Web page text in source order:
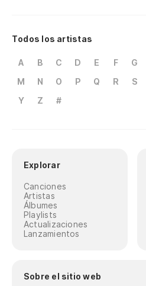
Todos los artistas
A B C D E F G
M
N O P Q R S
Y
Z #
Explorar
Canciones
Artistas
Álbumes
Playlists
Actualizaciones
Lanzamientos
Sobre el sitio web